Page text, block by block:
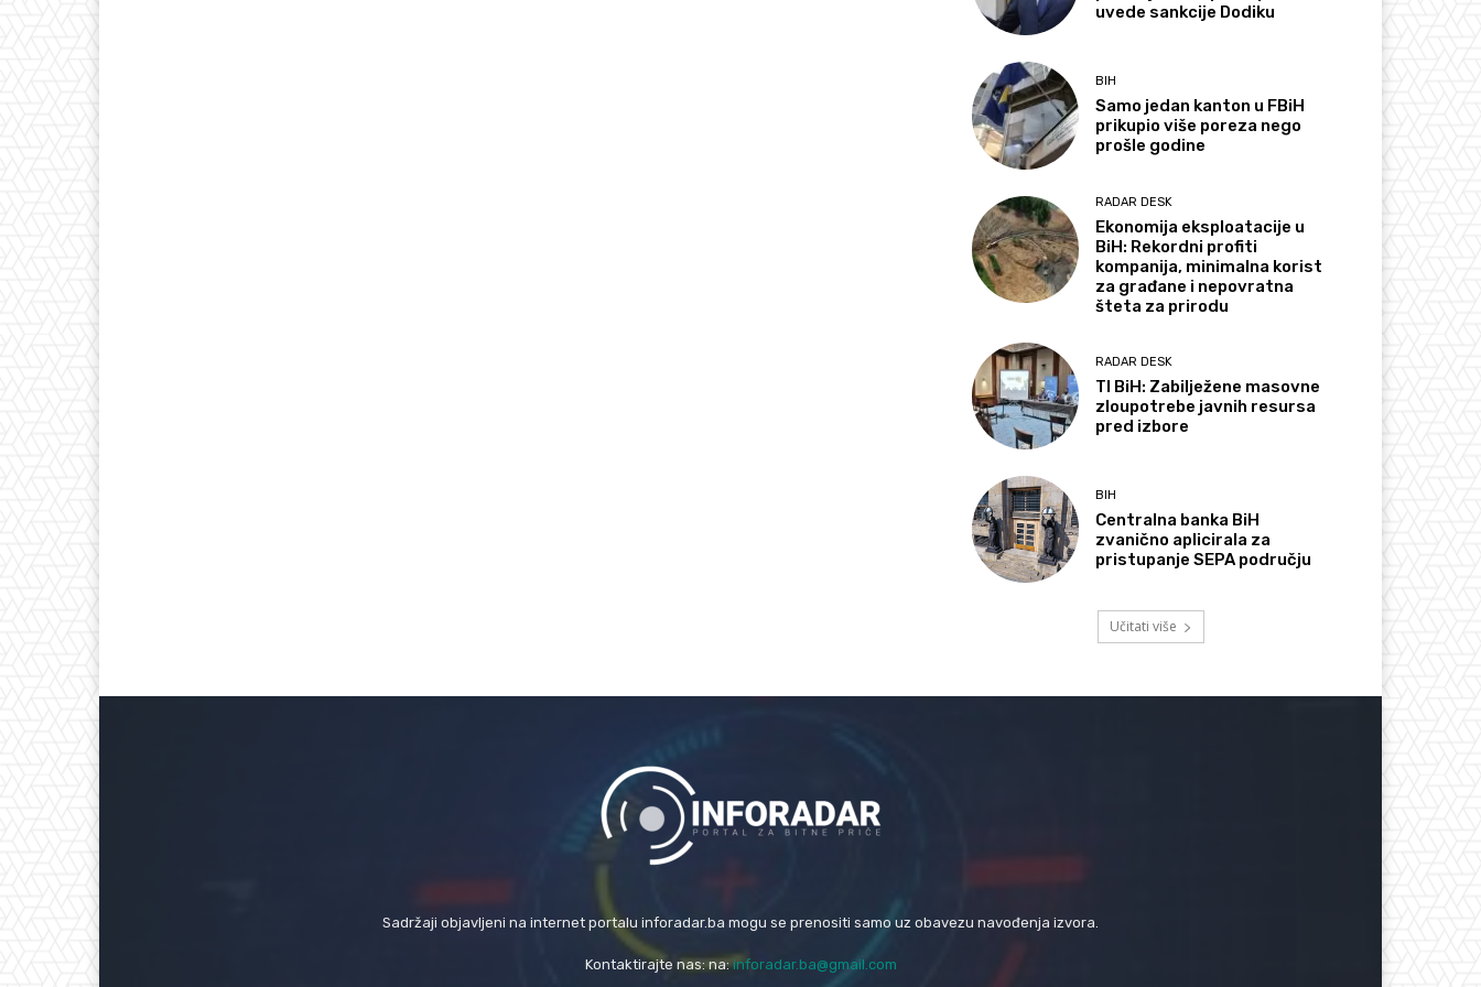
uvede sankcije Dodiku
BIH
Samo jedan kanton u FBiH
prikupio više poreza nego
prošle godine
RADAR DESK
Ekonomija eksploatacije u
BiH: Rekordni profiti
kompanija, minimalna korist
za građane i nepovratna
šteta za prirodu
RADAR DESK
TI BiH: Zabilježene masovne
zloupotrebe javnih resursa
pred izbore
BIH
Centralna banka BiH
zvanično aplicirala za
pristupanje SEPA području
Učitati više
Sadržaji objavljeni na internet portalu inforadar.ba mogu se prenositi samo uz obavezu navođenja izvora.
Kontaktirajte nas: na:inforadar.ba@gmail.com